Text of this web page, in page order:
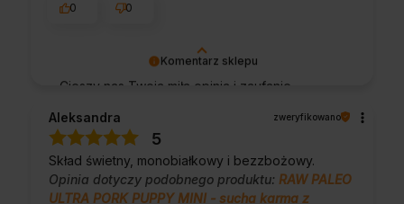
Komentarz sklepu
Cieszy nas Twoja miła opinia i zaufanie.
klientów jak Ty. Z pozdrowieniami, obsługa
sklepu.
0
0
Aleksandra zweryfikowano
5
Skład świetny, monobiałkowy i bezzbożowy.
Opinia dotyczy podobnego produktu: RAW PALEO
ULTRA PORK PUPPY MINI - sucha karma z